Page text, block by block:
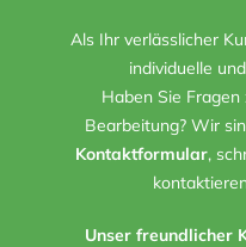
Als Ihr verlässlicher
individuelle
Haben Sie
Bearbeitung? Wir
Kontaktformular,
Unser freundlicher